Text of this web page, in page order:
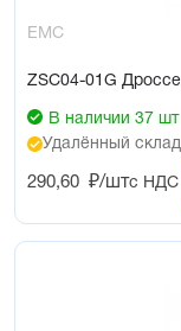
EMC
ZSC04-01G
В наличии 37 шт
Удалённый
290,60 ₽/штс НДС